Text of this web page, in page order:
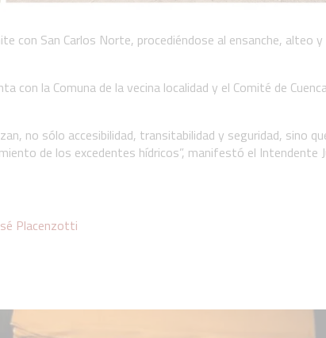
con San Carlos Norte, procediéndose al ensanche, alteo y
con la Comuna de la vecina localidad y el Comité de
no sólo accesibilidad, transitabilidad y seguridad, sino
de los excedentes hídricos”, manifestó el Intendente
Placenzotti